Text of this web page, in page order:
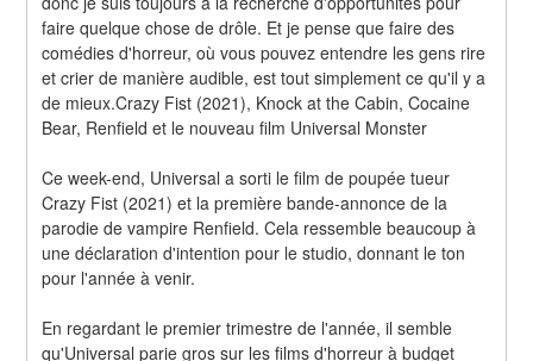
faire quelque chose de drôle. Et je pense que faire des
comédies d'horreur, où vous pouvez entendre les gens rire
et crier de manière audible, est tout simplement ce qu'il y a
de mieux.Crazy Fist (2021), Knock at the Cabin, Cocaine
Bear, Renfield et le nouveau film Universal Monster
Ce week-end, Universal a sorti le film de poupée tueur
Crazy Fist (2021) et la première bande-annonce de la
parodie de vampire Renfield. Cela ressemble beaucoup à
une déclaration d'intention pour le studio, donnant le ton
pour l'année à venir.
En regardant le premier trimestre de l'année, il semble
qu'Universal parie gros sur les films d'horreur à budget